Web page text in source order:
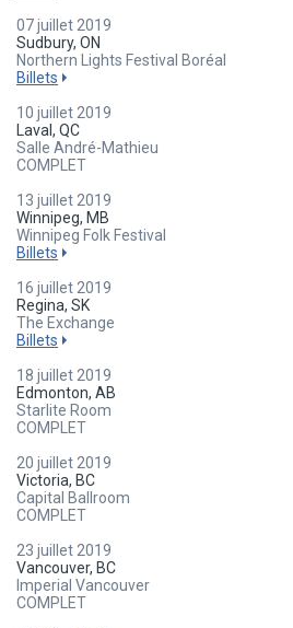
07 juillet 2019
Sudbury, ON
Northern Lights Festival Boréal
Billets
10 juillet 2019
Laval, QC
Salle André-Mathieu
COMPLET
13 juillet 2019
Winnipeg, MB
Winnipeg Folk Festival
Billets
16 juillet 2019
Regina, SK
The Exchange
Billets
18 juillet 2019
Edmonton, AB
Starlite Room
COMPLET
20 juillet 2019
Victoria, BC
Capital Ballroom
COMPLET
23 juillet 2019
Vancouver, BC
Imperial Vancouver
COMPLET